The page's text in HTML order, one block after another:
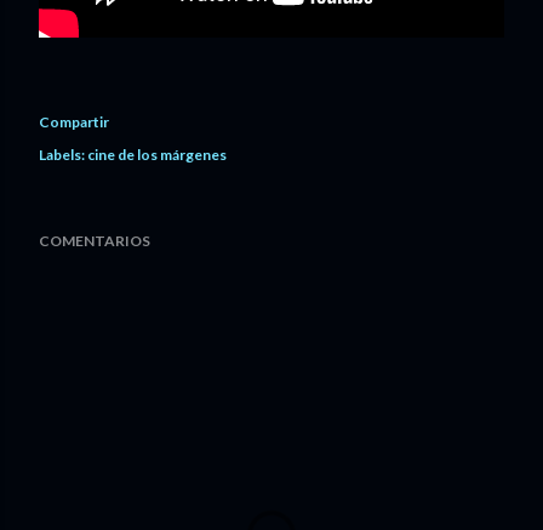
Compartir
Labels: cine de los márgenes
COMENTARIOS